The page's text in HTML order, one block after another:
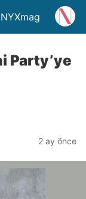
Party’ye
2 ay önce